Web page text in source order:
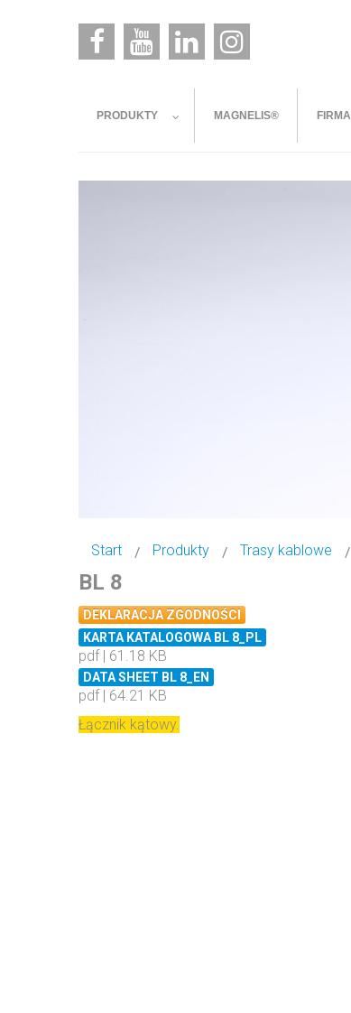
PRODUKTY MAGNELIS® FIRMA
Start Produkty Trasy kablowe
BL 8
DEKLARACJA ZGODNOŚCI
KARTA KATALOGOWA BL 8_PL
pdf | 61.18 KB
DATA SHEET BL 8_EN
pdf | 64.21 KB
Łącznik kątowy.